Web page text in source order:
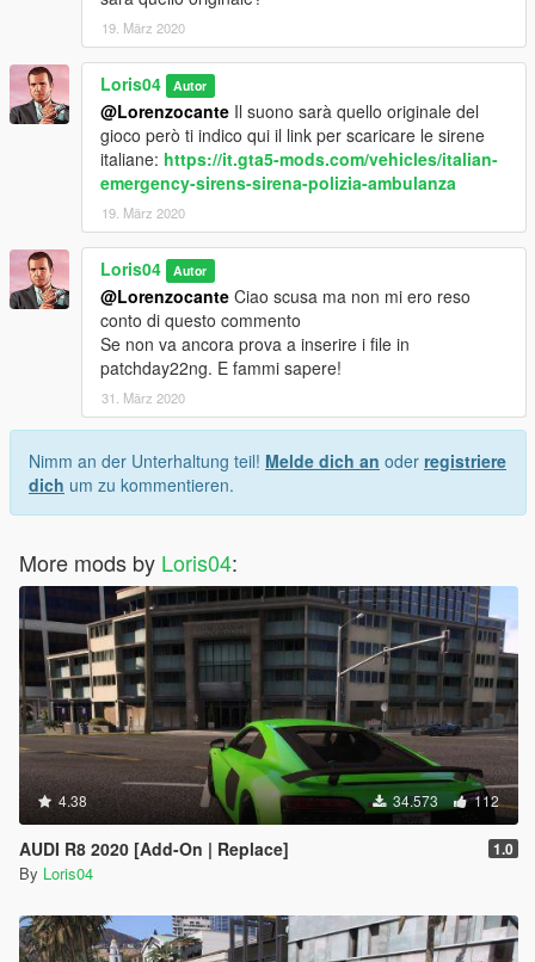
19. März 2020
Loris04 Autor
@Lorenzocante Il suono sarà quello originale del
gioco però ti indico qui il link per scaricare le sirene
italiane: https://it.gta5-mods.com/vehicles/italian-
emergency-sirens-sirena-polizia-ambulanza
19. März 2020
Loris04 Autor
@Lorenzocante Ciao scusa ma non mi ero reso
conto di questo commento
Se non va ancora prova a inserire i file in
patchday22ng. E fammi sapere!
31. März 2020
Nimm an der Unterhaltung teil! Melde dich an oder registriere
dich um zu kommentieren.
More mods by Loris04:
4.38 34.573 112
AUDI R8 2020 [Add-On | Replace] 1.0
By Loris04